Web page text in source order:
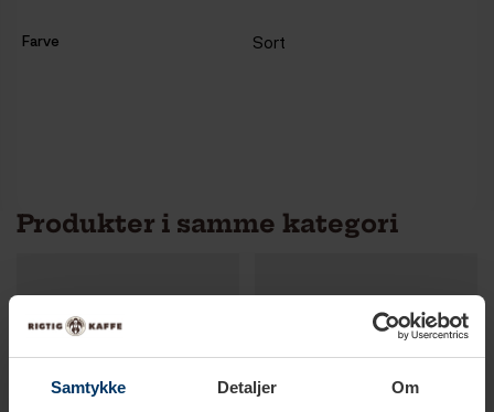
Samtykke Detaljer Om
Farve Sort
Produkter i samme kategori